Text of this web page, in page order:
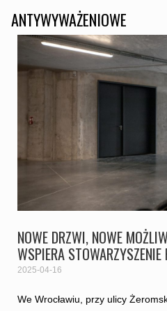
ANTYWYWAŻENIOWE
NOWE DRZWI, NOWE
WSPIERA STOWARZYSZENIE
2025-04-16
We Wrocławiu, przy ulicy